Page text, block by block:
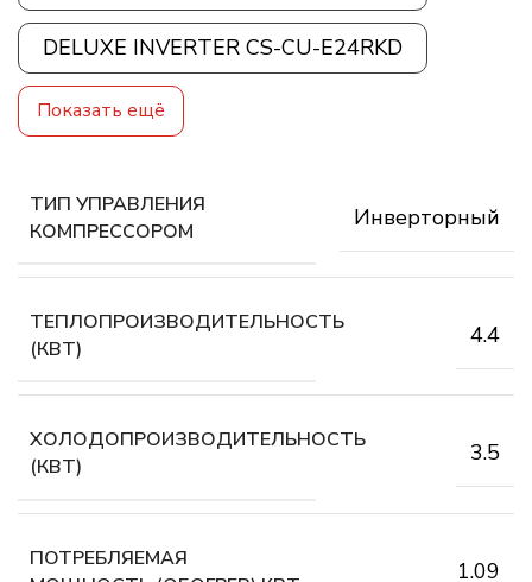
DELUXE INVERTER CS-CU-E24RKD
Показать ещё
ТИП УПРАВЛЕНИЯ
КОМПРЕССОРОМ
Инверторный
ТЕПЛОПРОИЗВОДИТЕЛЬНОСТЬ
(КВТ)
4.4
ХОЛОДОПРОИЗВОДИТЕЛЬНОСТЬ
(КВТ)
3.5
ПОТРЕБЛЯЕМАЯ
1.09